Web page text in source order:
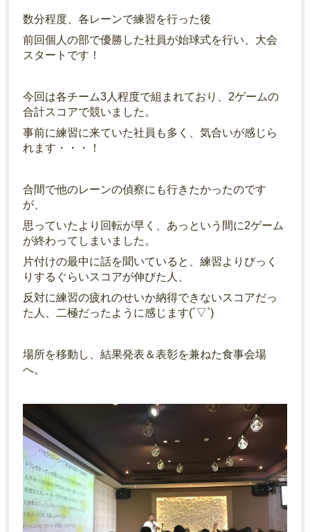
数分程度、各レーンで練習を行った後
前回個人の部で優勝した社員が始球式を行い、大会
スタートです！
今回は各チーム3人程度で組まれており、2ゲームの
合計スコアで競いました。
事前に練習に来ていた社員も多く、気合いが感じら
れます・・・！
合間で他のレーンの偵察にも行きたかったのです
が、
思っていたより回転が早く、あっという間に2ゲーム
が終わってしまいました。
片付けの最中に話を聞いていると、練習よりびっく
りするぐらいスコアが伸びた人、
反対に練習の疲れのせいか納得できないスコアだっ
た人、二極だったように感じます(´▽`)
場所を移動し、結果発表＆表彰を兼ねた食事会場
へ。